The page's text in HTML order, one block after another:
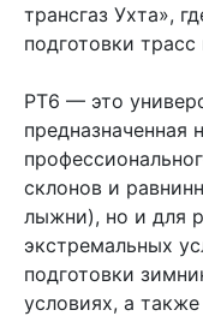
трансгаз Ухта»,
подготовки
РТ6 — это
предназначенная
склонов и
лыжни), но и для
экстремальных
подготовки
условиях, а